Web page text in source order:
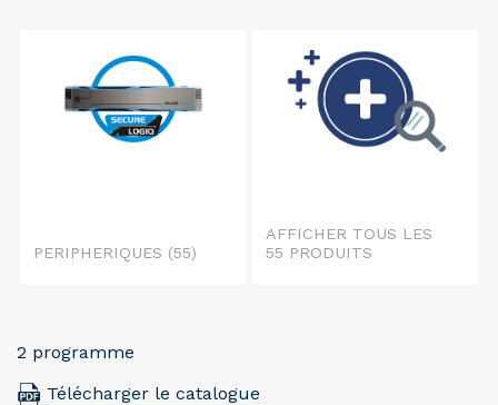
PERIPHERIQUES (55)
AFFICHER TOUS LES
55 PRODUITS
2 programme
Télécharger le catalogue